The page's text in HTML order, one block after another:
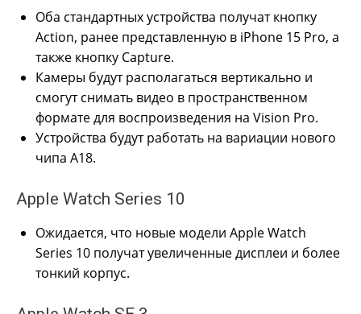
Оба стандартных устройства получат кнопку
Action, ранее представленную в iPhone 15 Pro, а
также кнопку Capture.
Камеры будут располагаться вертикально и
смогут снимать видео в пространственном
формате для воспроизведения на Vision Pro.
Устройства будут работать на вариации нового
чипа A18.
Apple Watch Series 10
Ожидается, что новые модели Apple Watch
Series 10 получат увеличенные дисплеи и более
тонкий корпус.